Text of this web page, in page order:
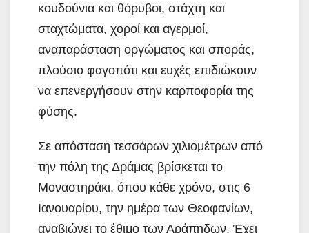
κουδούνια και θόρυβοι, στάχτη και
σταχτώματα, χοροί και αγερμοί,
αναπαράσταση οργώματος και σποράς,
πλούσιο φαγοπότι και ευχές επιδιώκουν
να επενεργήσουν στην καρποφορία της
φύσης.
Σε απόσταση τεσσάρων χιλιομέτρων από
την πόλη της Δράμας βρίσκεται το
Μοναστηράκι, όπου κάθε χρόνο, στις 6
Ιανουαρίου, την ημέρα των Θεοφανίων,
αναβιώνει το έθιμο των Αράπηδων. Έχει